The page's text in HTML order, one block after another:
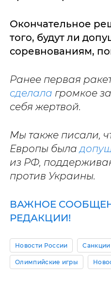
Окончательное
того, будут ли
соревнованиям,
Ранее первая
сделала громкое
себя жертвой.
Мы также писали,
Европы была
из РФ,
против Украины.
ВАЖНОЕ
РЕДАКЦИИ!
Новости России
Олимпийские игры